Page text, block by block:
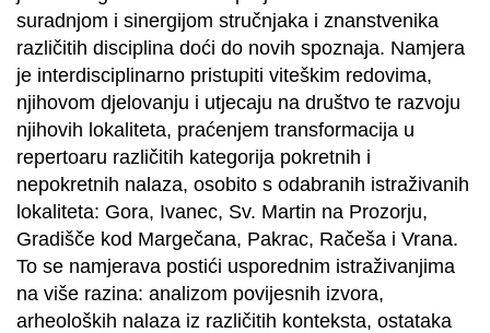
suradnjom i sinergijom stručnjaka i znanstvenika
različitih disciplina doći do novih spoznaja. Namjera
je interdisciplinarno pristupiti viteškim redovima,
njihovom djelovanju i utjecaju na društvo te razvoju
njihovih lokaliteta, praćenjem transformacija u
repertoaru različitih kategorija pokretnih i
nepokretnih nalaza, osobito s odabranih istraživanih
lokaliteta: Gora, Ivanec, Sv. Martin na Prozorju,
Gradišče kod Margečana, Pakrac, Račeša i Vrana.
To se namjerava postići usporednim istraživanjima
na više razina: analizom povijesnih izvora,
arheoloških nalaza iz različitih konteksta, ostataka